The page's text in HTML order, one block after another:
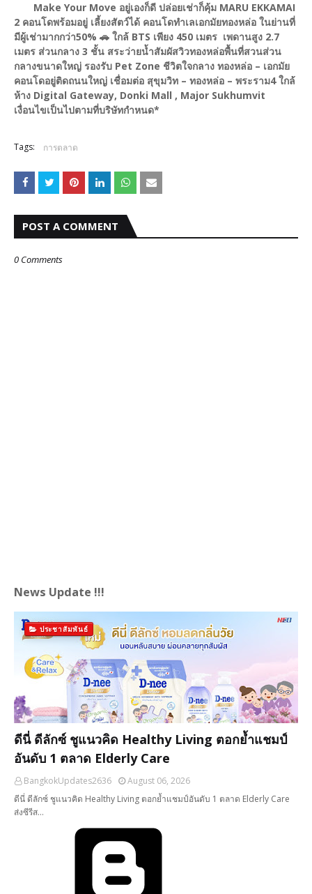
Make Your Move อยู่เองก็ดี ปล่อยเช่าก็คุ้ม MARU EKKAMAI
2 คอนโดพร้อมอยู่ เลี้ยงสัตว์ได้ คอนโดทำเลเอกมัยทองหล่อ ในย่านที่
มีผู้เช่ามากกว่า50% 🚗 ใกล้ BTS เพียง 450 เมตร เพดานสูง 2.7
เมตร ส่วนกลาง 3 ชั้น สระว่ายน้ำสัมผัสวิวทองหล่อพื้นที่สวนส่วน
กลางขนาดใหญ่ รองรับ Pet Zone ชีวิตใจกลาง ทองหล่อ – เอกมัย
คอนโดอยู่ติดถนนใหญ่ เชื่อมต่อ สุขุมวิท – ทองหล่อ – พระราม4 ใกล้
ห้าง Digital Gateway, Donki Mall , Major Sukhumvit
เงื่อนไขเป็นไปตามที่บริษัทกำหนด*
Tags: การตลาด
POST A COMMENT
0 Comments
News Update !!!
ประชาสัมพันธ์
ดีนี่ ดีลักซ์ ชูแนวคิด Healthy Living ตอกย้ำแชมป์
อันดับ 1 ตลาด Elderly Care
BangkokUpdates2636
August 06, 2026
ดีนี่ ดีลักซ์ ชูแนวคิด Healthy Living ตอกย้ำแชมป์อันดับ 1 ตลาด Elderly Care
ส่งซีรีส…